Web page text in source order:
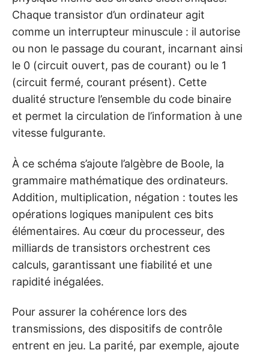
Chaque transistor d’un ordinateur agit
comme un interrupteur minuscule : il autorise
ou non le passage du courant, incarnant ainsi
le 0 (circuit ouvert, pas de courant) ou le 1
(circuit fermé, courant présent). Cette
dualité structure l’ensemble du code binaire
et permet la circulation de l’information à une
vitesse fulgurante.
À ce schéma s’ajoute l’algèbre de Boole, la
grammaire mathématique des ordinateurs.
Addition, multiplication, négation : toutes les
opérations logiques manipulent ces bits
élémentaires. Au cœur du processeur, des
milliards de transistors orchestrent ces
calculs, garantissant une fiabilité et une
rapidité inégalées.
Pour assurer la cohérence lors des
transmissions, des dispositifs de contrôle
entrent en jeu. La parité, par exemple, ajoute